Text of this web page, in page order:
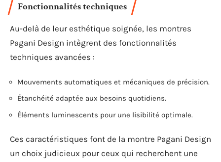
Fonctionnalités techniques
Au-delà de leur esthétique soignée, les montres
Pagani Design intègrent des fonctionnalités
techniques avancées :
Mouvements automatiques et mécaniques de précision.
Étanchéité adaptée aux besoins quotidiens.
Éléments luminescents pour une lisibilité optimale.
Ces caractéristiques font de la montre Pagani Design
un choix judicieux pour ceux qui recherchent une